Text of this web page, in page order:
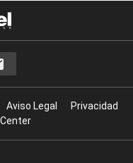
Aviso Legal
Privacidad